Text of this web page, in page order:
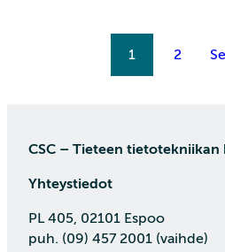
1 2
CSC – Tieteen tietotekniikan
Yhteystiedot
PL 405, 02101 Espoo
puh. (09) 457 2001 (vaihde)